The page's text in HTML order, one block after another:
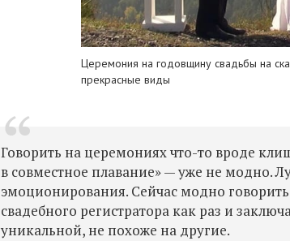
Церемония на годовщину свадьбы на
прекрасные виды
Говорить на церемониях что-то вроде
в совместное плавание» — уже не модно.
эмоционирования. Сейчас модно
свадебного регистратора как раз и
уникальной, не похоже на другие.